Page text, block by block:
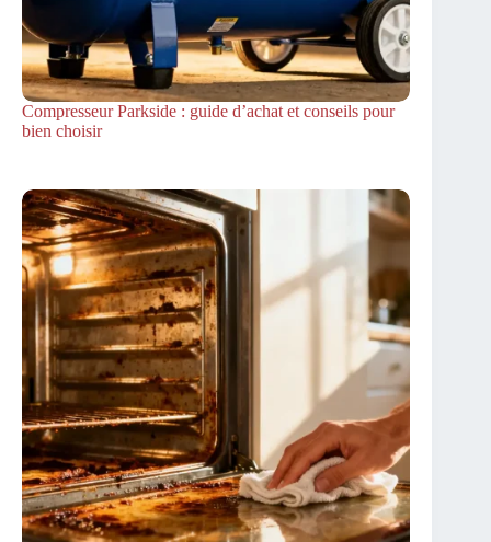
Compresseur Parkside : guide d’achat et conseils pour
bien choisir